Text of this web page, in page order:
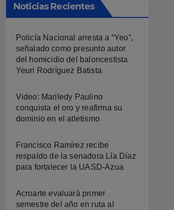
Noticias Recientes
Policía Nacional arresta a “Yeo”,
señalado como presunto autor
del homicidio del baloncestista
Yeuri Rodríguez Batista
Video: Mariledy Paulino
conquista el oro y reafirma su
dominio en el atletismo
Francisco Ramírez recibe
respaldo de la senadora Lía Díaz
para fortalecer la UASD-Azua
Acroarte evaluará primer
semestre del año en ruta al